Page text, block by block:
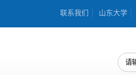
联系我们 山东大学